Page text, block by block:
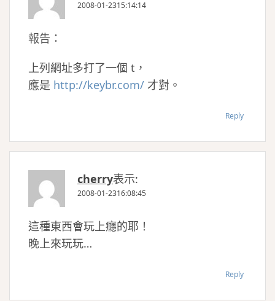
2008-01-2315:14:14
報告：
上列網址多打了一個 t，
應是 http://keybr.com/ 才對。
Reply
cherry表示:
2008-01-2316:08:45
這種東西會玩上癮的耶！
晚上來玩玩…
Reply